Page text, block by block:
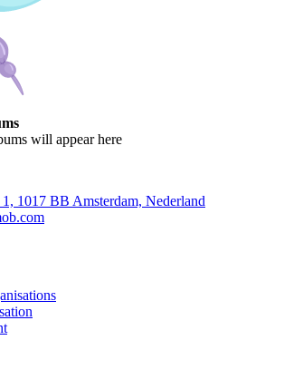
will appear here
1017 BB Amsterdam, Nederland